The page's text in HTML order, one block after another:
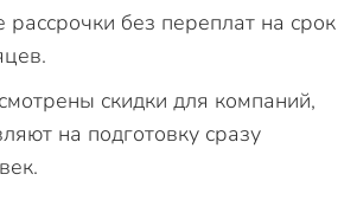
без переплат на срок
скидки для компаний,
на подготовку сразу